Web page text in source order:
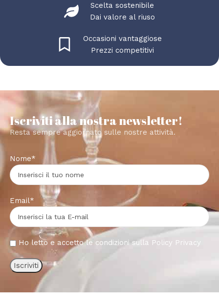
Scelta sostenibile
Dai valore al riuso
Occasioni vantaggiose
Prezzi competitivi
Iscriviti alla nostra newsletter!
Resta sempre aggiornato sulle nostre attività.
Nome*
Email*
Ho letto e accetto le condizioni sulla Policy Privacy